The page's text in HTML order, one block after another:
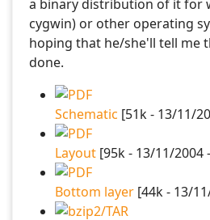
a binary distribution of it for
cygwin) or other operating
hoping that he/she'll tell me
done.
Schematic [51k - 13/11/
Layout [95k - 13/11/2004
Bottom layer [44k - 13/